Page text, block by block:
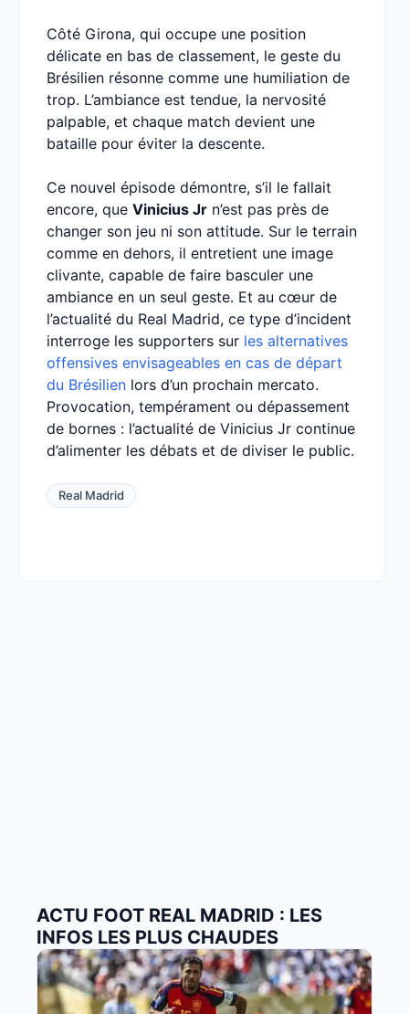
Côté Girona, qui occupe une position
délicate en bas de classement, le geste du
Brésilien résonne comme une humiliation de
trop. L’ambiance est tendue, la nervosité
palpable, et chaque match devient une
bataille pour éviter la descente.
Ce nouvel épisode démontre, s’il le fallait
encore, que Vinicius Jr n’est pas près de
changer son jeu ni son attitude. Sur le terrain
comme en dehors, il entretient une image
clivante, capable de faire basculer une
ambiance en un seul geste. Et au cœur de
l’actualité du Real Madrid, ce type d’incident
interroge les supporters sur les alternatives
offensives envisageables en cas de départ
du Brésilien lors d’un prochain mercato.
Provocation, tempérament ou dépassement
de bornes : l’actualité de Vinicius Jr continue
d’alimenter les débats et de diviser le public.
Real Madrid
ACTU FOOT REAL MADRID : LES
INFOS LES PLUS CHAUDES